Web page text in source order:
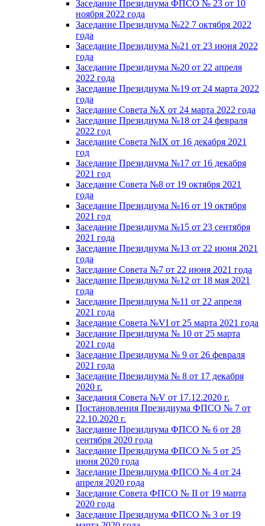
Заседание Президиума ФПСО № 23 от 10
ноября 2022 года
Заседание Президиума №22 7 октября 2022
года
Заседание Президиума №21 от 23 июня 2022
года
Заседание Президиума №20 от 22 апреля
2022 года
Заседание Президиума №19 от 24 марта 2022
года
Заседание Совета №X от 24 марта 2022 года
Заседание Президиума №18 от 24 февраля
2022 год
Заседание Совета №IX от 16 декабря 2021
год
Заседание Президиума №17 от 16 декабря
2021 год
Заседание Совета №8 от 19 октября 2021
года
Заседание Президиума №16 от 19 октября
2021 год
Заседание Президиума №15 от 23 сентября
2021 года
Заседание Президиума №13 от 22 июня 2021
года
Заседание Совета №7 от 22 июня 2021 года
Заседание Президиума №12 от 18 мая 2021
года
Заседание Президиума №11 от 22 апреля
2021 года
Заседание Совета №VI от 25 марта 2021 года
Заседание Президиума № 10 от 25 марта
2021 года
Заседание Президиума № 9 от 26 февраля
2021 года
Заседание Президиума № 8 от 17 декабря
2020 г.
Заседания Совета №V от 17.12.2020 г.
Постановления Президиума ФПСО № 7 от
22.10.2020 г.
Заседание Президиума ФПСО № 6 от 28
сентября 2020 года
Заседание Президиума ФПСО № 5 от 25
июня 2020 года
Заседание Президиума ФПСО № 4 от 24
апреля 2020 года
Заседание Совета ФПСО № II от 19 марта
2020 года
Заседание Президиума ФПСО № 3 от 19